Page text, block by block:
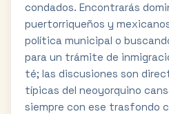
condados. Encontrarás
puertorriqueños y
política municipal o
para un trámite de
té; las discusiones son
típicas del neoyorquino
siempre con ese trasfondo